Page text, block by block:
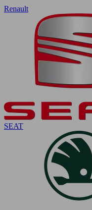
Renault
SEAT